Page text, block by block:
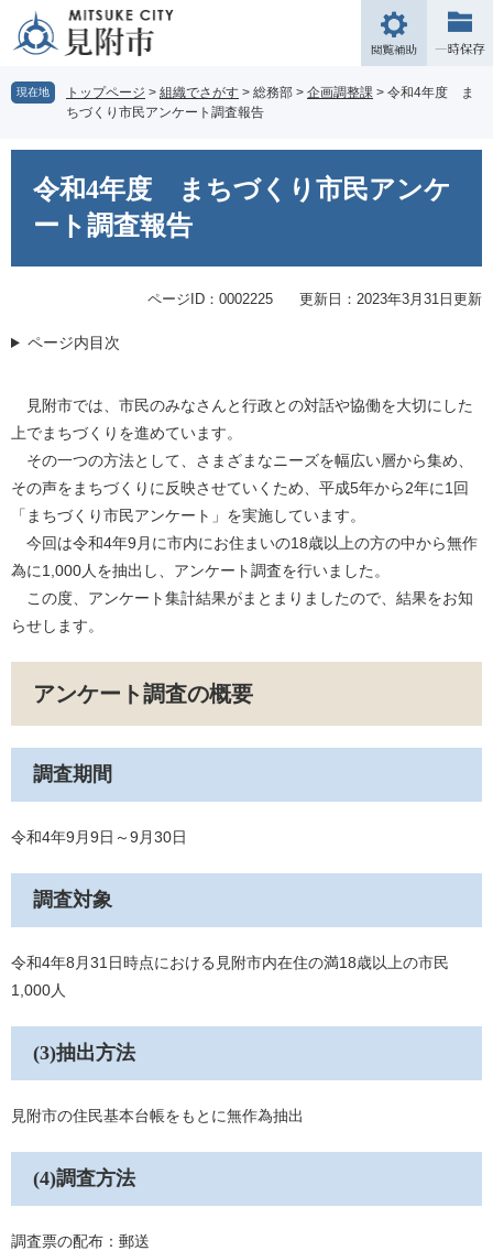
の
先
で
ー
を
ば
へ
閲
覧
補
現在地 トップページ > 組織でさがす > 総務部 > 企画調整課 > 令和4年度 ま
ちづくり市民アンケート調査報告
令和4年度 まちづくり市民アンケ
ート調査報告
ページID：0002225 更新日：2023年3月31日更新
ページ内目次
見附市では、市民のみなさんと行政との対話や協働を大切にした
上でまちづくりを進めています。
その一つの方法として、さまざまなニーズを幅広い層から集め、
その声をまちづくりに反映させていくため、平成5年から2年に1回
「まちづくり市民アンケート」を実施しています。
今回は令和4年9月に市内にお住まいの18歳以上の方の中から無作
為に1,000人を抽出し、アンケート調査を行いました。
この度、アンケート集計結果がまとまりましたので、結果をお知
らせします。
アンケート調査の概要
調査期間
令和4年9月9日～9月30日
調査対象
令和4年8月31日時点における見附市内在住の満18歳以上の市民
1,000人
(3)抽出方法
見附市の住民基本台帳をもとに無作為抽出
(4)調査方法
調査票の配布：郵送